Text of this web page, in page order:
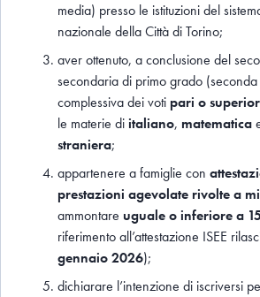
media) presso le istituzioni del
nazionale della Città di Torino;
aver ottenuto, a conclusione del
secondaria di primo grado
complessiva dei voti pari o
le materie di italiano, matematica
straniera;
appartenere a famiglie con
prestazioni agevolate rivolte a
ammontare uguale o inferiore a
riferimento all’attestazione ISEE
gennaio 2026);
dichiarare l’intenzione di iscriversi